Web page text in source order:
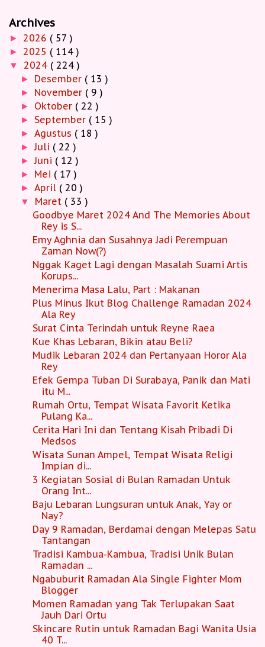
Archives
► 2026 ( 57 )
► 2025 ( 114 )
▼ 2024 ( 224 )
► Desember ( 13 )
► November ( 9 )
► Oktober ( 22 )
► September ( 15 )
►Agustus ( 18 )
►Juli ( 22 )
►Juni ( 12 )
► Mei ( 17 )
►April ( 20 )
▼ Maret ( 33 )
Goodbye Maret 2024 And The Memories About
Rey is S...
Emy Aghnia dan Susahnya Jadi Perempuan
Zaman Now(?)
Nggak Kaget Lagi dengan Masalah Suami Artis
Korups...
Menerima Masa Lalu, Part : Makanan
Plus Minus Ikut Blog Challenge Ramadan 2024
Ala Rey
Surat Cinta Terindah untuk Reyne Raea
Kue Khas Lebaran, Bikin atau Beli?
Mudik Lebaran 2024 dan Pertanyaan Horor Ala
Rey
Efek Gempa Tuban Di Surabaya, Panik dan Mati
itu M...
Rumah Ortu, Tempat Wisata Favorit Ketika
Pulang Ka...
Cerita Hari Ini dan Tentang Kisah Pribadi Di
Medsos
Wisata Sunan Ampel, Tempat Wisata Religi
Impian di...
3 Kegiatan Sosial di Bulan Ramadan Untuk
Orang Int...
Baju Lebaran Lungsuran untuk Anak, Yay or
Nay?
Day 9 Ramadan, Berdamai dengan Melepas Satu
Tantangan
Tradisi Kambua-Kambua, Tradisi Unik Bulan
Ramadan ...
Ngabuburit Ramadan Ala Single Fighter Mom
Blogger
Momen Ramadan yang Tak Terlupakan Saat
Jauh Dari Ortu
Skincare Rutin untuk Ramadan Bagi Wanita Usia
40 T...